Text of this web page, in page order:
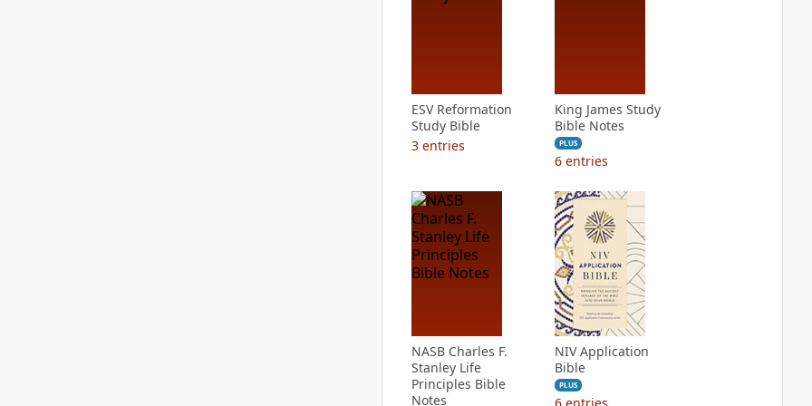
ESV Reformation
Study Bible
3 entries
King James Study
Bible Notes
PLUS
6 entries
NASB Charles F.
Stanley Life
Principles Bible
Notes
NIV Application
Bible
PLUS